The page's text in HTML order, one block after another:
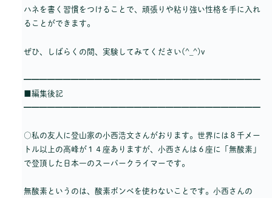
ハネを書く習慣をつけることで、頑張りや粘り強い性格を手に入れ
ることができます。
ぜひ、しばらくの間、実験してみてください(^_^)v
━━━━━━━━━━━━━━━━━━━━━━━━━━━━━━
■編集後記
━━━━━━━━━━━━━━━━━━━━━━━━━━━━━━
○私の友人に登山家の小西浩文さんがおります。世界には８千メー
トル以上の高峰が１４座ありますが、小西さんは６座に「無酸素」
で登頂した日本一のスーパークライマーです。
無酸素というのは、酸素ボンベを使わないことです。小西さんの